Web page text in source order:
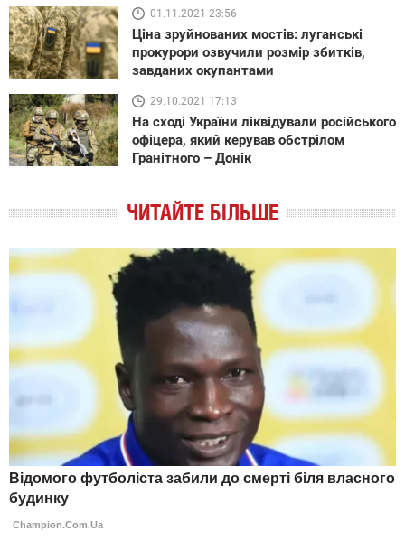
01.11.2021 23:56
Ціна зруйнованих мостів: луганські
прокурори озвучили розмір збитків,
завданих окупантами
29.10.2021 17:13
На сході України ліквідували російського
офіцера, який керував обстрілом
Гранітного – Донік
ЧИТАЙТЕ БІЛЬШЕ